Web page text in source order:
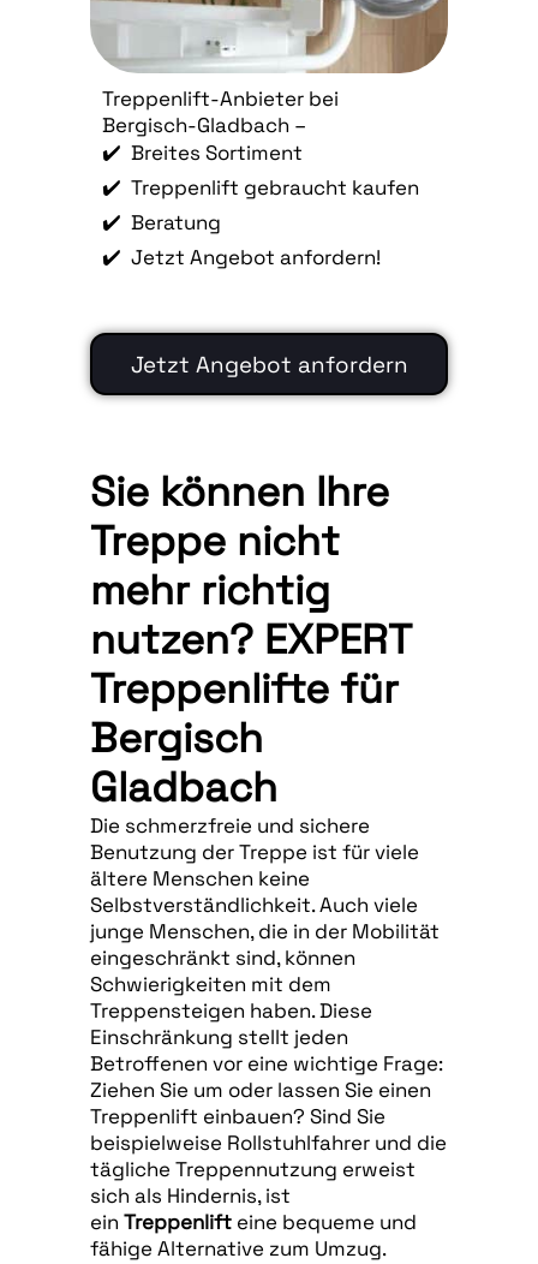
Treppenlift-Anbieter bei
Bergisch-Gladbach –
✔️ Breites Sortiment
✔️ Treppenlift gebraucht kaufen
✔️ Beratung
✔️ Jetzt Angebot anfordern!
Jetzt Angebot anfordern
Sie können Ihre
Treppe nicht
mehr richtig
nutzen? EXPERT
Treppenlifte für
Bergisch
Gladbach
Die schmerzfreie und sichere
Benutzung der Treppe ist für viele
ältere Menschen keine
Selbstverständlichkeit. Auch viele
junge Menschen, die in der Mobilität
eingeschränkt sind, können
Schwierigkeiten mit dem
Treppensteigen haben. Diese
Einschränkung stellt jeden
Betroffenen vor eine wichtige Frage:
Ziehen Sie um oder lassen Sie einen
Treppenlift einbauen? Sind Sie
beispielweise Rollstuhlfahrer und die
tägliche Treppennutzung erweist
sich als Hindernis, ist
ein Treppenlifteine bequeme und
fähige Alternative zum Umzug.